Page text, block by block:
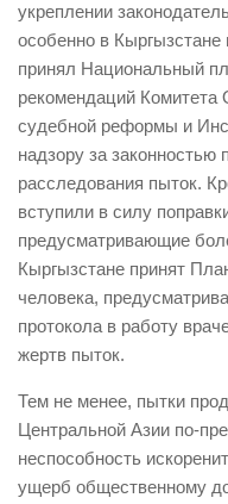
укреплении
особенно в Кыргызстане
принял Национальный
рекомендаций
судебной реформы и
надзору за
расследования пыток.
вступили в силу
предусматривающие
Кыргызстане принят
человека,
протокола в работу
жертв пыток.
Тем не менее, пытки
Центральной Азии по-
неспособность
ущерб общественному